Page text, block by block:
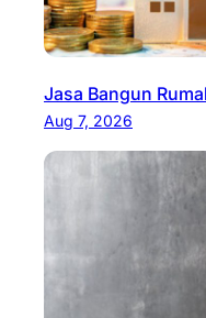
Jasa Bangun
Aug 7, 2026